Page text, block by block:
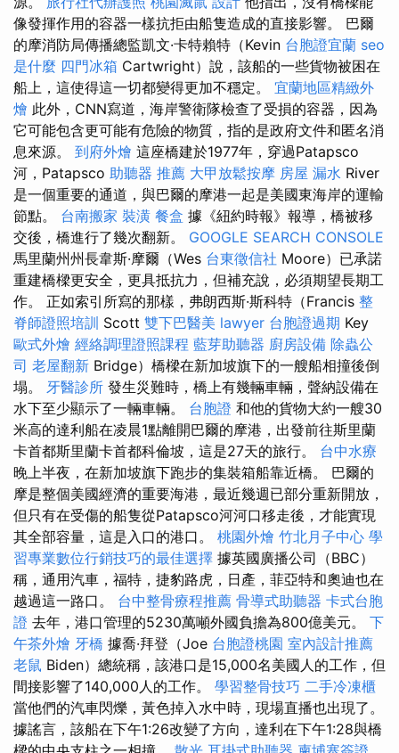
像發揮作用的容器一樣抗拒由船隻造成的直接影響。 巴爾
的摩消防局傳播總監凱文·卡特賴特（Kevin 台胞證宜蘭 seo
是什麼 四門冰箱 Cartwright）說，該船的一些貨物被困在
船上，這使得這一切都變得更加不穩定。 宜蘭地區精緻外
燴 此外，CNN寫道，海岸警衛隊檢查了受損的容器，因為
它可能包含更可能有危險的物質，指的是政府文件和匿名消
息來源。 到府外燴 這座橋建於1977年，穿過Patapsco
河，Patapsco 助聽器 推薦 大甲放鬆按摩 房屋 漏水 River
是一個重要的通道，與巴爾的摩港一起是美國東海岸的運輸
節點。 台南搬家 裝潢 餐盒 據《紐約時報》報導，橋被移
交後，橋進行了幾次翻新。 GOOGLE SEARCH CONSOLE
馬里蘭州州長韋斯·摩爾（Wes 台東徵信社 Moore）已承諾
重建橋樑更安全，更具抵抗力，但補充說，必須期望長期工
作。 正如索引所寫的那樣，弗朗西斯·斯科特（Francis 整
脊師證照培訓 Scott 雙下巴醫美 lawyer 台胞證過期 Key
歐式外燴 經絡調理證照課程 藍芽助聽器 廚房設備 除蟲公
司 老屋翻新 Bridge）橋樑在新加坡旗下的一艘船相撞後倒
塌。 牙醫診所 發生災難時，橋上有幾輛車輛，聲納設備在
水下至少顯示了一輛車輛。 台胞證 和他的貨物大約一艘30
米高的達利船在凌晨1點離開巴爾的摩港，出發前往斯里蘭
卡首都斯里蘭卡首都科倫坡，這是27天的旅行。 台中水療
晚上半夜，在新加坡旗下跑步的集裝箱船靠近橋。 巴爾的
摩是整個美國經濟的重要海港，最近幾週已部分重新開放，
但只有在受傷的船隻從Patapsco河河口移走後，才能實現
其全部容量，這是入口的港口。 桃園外燴 竹北月子中心 學
習專業數位行銷技巧的最佳選擇 據英國廣播公司（BBC）
稱，通用汽車，福特，捷豹路虎，日產，菲亞特和奧迪也在
越過這一路口。 台中整骨療程推薦 骨導式助聽器 卡式台胞
證 去年，港口管理的5230萬噸外國負擔為800億美元。 下
午茶外燴 牙橋 據喬·拜登（Joe 台胞證桃園 室內設計推薦
老鼠 Biden）總統稱，該港口是15,000名美國人的工作，但
間接影響了140,000人的工作。 學習整骨技巧 二手冷凍櫃
當他們的汽車閃爍，黃色掉入水中時，現場直播也出現了。
據謠言，該船在下午1:26改變了方向，達利在下午1:28與橋